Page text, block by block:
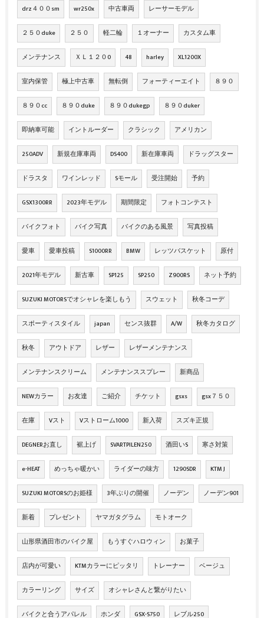
drz４００sm wr250x 中古車両 レーサーモデル
２５０duke ２５０ 軽二輪 １オーナー カスタム車
メンテナンス ＸＬ１２０0 48 harley XL1200X
室内保管 極上中古車 無転倒 フォーティーエイト ８９０
８９０cc ８９０duke ８９０dukegp ８９０duker
即納車可能 イントルーダー クラシック アメリカン
250ADV 新規在庫車両 DS400 新在庫車両 ドラッグスター
ドラスタ ワインレッド Sモール 受注開始 予約
GSX1300RR 2023年モデル 期間限定 フォトコンテスト
バイクフォト バイク写真 バイクのある風景 写真投稿
愛車 愛車投稿 S1000RR BMW レッツバスケット 原付
2021年モデル 新古車 SP125 SP250 Z900RS ネット予約
SUZUKI MOTORSでオシャレを楽しもう スウェット 秋冬コーデ
スポーティスタイル japan センス抜群 A/W 秋冬カタログ
秋冬 アウトドア レザー レザーメンテナンス
メンテナンスクリーム メンテナンススプレー 新商品
NEWカラー お友達 ご紹介 チケット gsxs gsx７５０
在庫 Vスト Vストローム1000 新入荷 スズキ正規
DEGNERお直し 裾上げ SVARTPILEN250 酒田いS 寒さ対策
e-HEAT めっちゃ暖かい ライダーの味方 1290SDR KTM J
SUZUKI MOTORSのお姫様 3年ぶりの開催 ノーデン ノーデン901
新着 プレゼント ヤマガタグラム モトオーク
山形県酒田市のバイク屋 もうすぐハロウィン お菓子
店内が可愛い KTMカラーにピッタリ トレーナー ベージュ
カラーリング サイズ オシャレさんと繋がりたい
バイクと合うアパレル ホンダ GSX-S750 レブル250